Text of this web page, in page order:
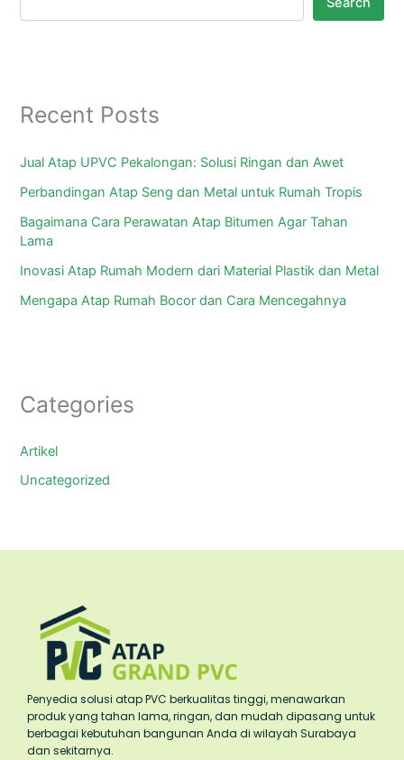
Recent Posts
Jual Atap UPVC Pekalongan: Solusi Ringan dan Awet
Perbandingan Atap Seng dan Metal untuk Rumah Tropis
Bagaimana Cara Perawatan Atap Bitumen Agar Tahan
Lama
Inovasi Atap Rumah Modern dari Material Plastik dan Metal
Mengapa Atap Rumah Bocor dan Cara Mencegahnya
Categories
Artikel
Uncategorized
Penyedia solusi atap PVC berkualitas tinggi, menawarkan
produk yang tahan lama, ringan, dan mudah dipasang untuk
berbagai kebutuhan bangunan Anda di wilayah Surabaya
dan sekitarnya.